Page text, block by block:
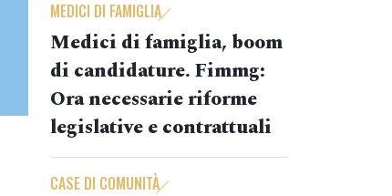
MEDICI DI FAMIGLIA
Medici di famiglia, boom
di candidature. Fimmg:
Ora necessarie riforme
legislative e contrattuali
CASE DI COMUNITÀ